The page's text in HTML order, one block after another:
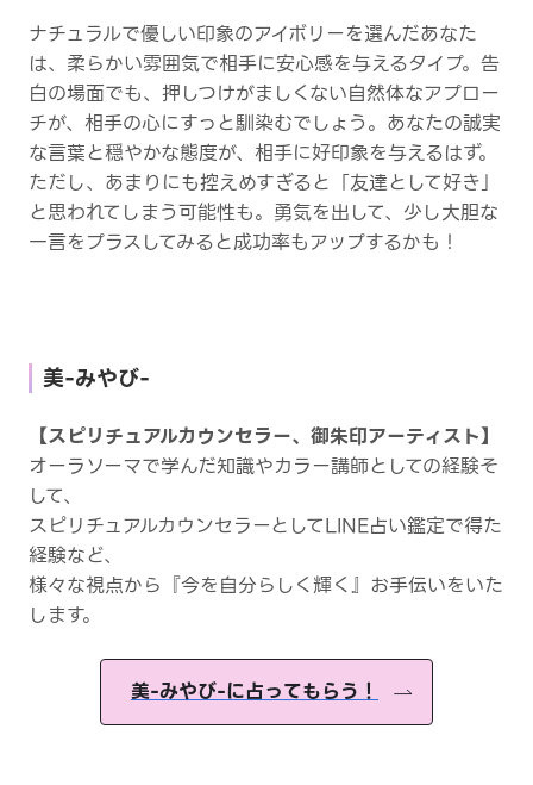
ナチュラルで優しい印象のアイボリーを選んだあなた
は、柔らかい雰囲気で相手に安心感を与えるタイプ。告
白の場面でも、押しつけがましくない自然体なアプロー
チが、相手の心にすっと馴染むでしょう。あなたの誠実
な言葉と穏やかな態度が、相手に好印象を与えるはず。
ただし、あまりにも控えめすぎると「友達として好き」
と思われてしまう可能性も。勇気を出して、少し大胆な
一言をプラスしてみると成功率もアップするかも！
美-みやび-
【スピリチュアルカウンセラー、御朱印アーティスト】
オーラソーマで学んだ知識やカラー講師としての経験そ
して、
スピリチュアルカウンセラーとしてLINE占い鑑定で得た
経験など、
様々な視点から『今を自分らしく輝く』お手伝いをいた
します。
美-みやび-に占ってもらう！